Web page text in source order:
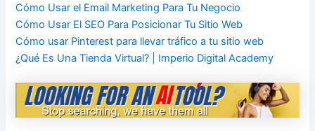
Cómo Usar el Email Marketing Para Tu Negocio
Cómo Usar El SEO Para Posicionar Tu Sitio Web
Cómo usar Pinterest para llevar tráfico a tu sitio web
¿Qué Es Una Tienda Virtual? | Imperio Digital Academy